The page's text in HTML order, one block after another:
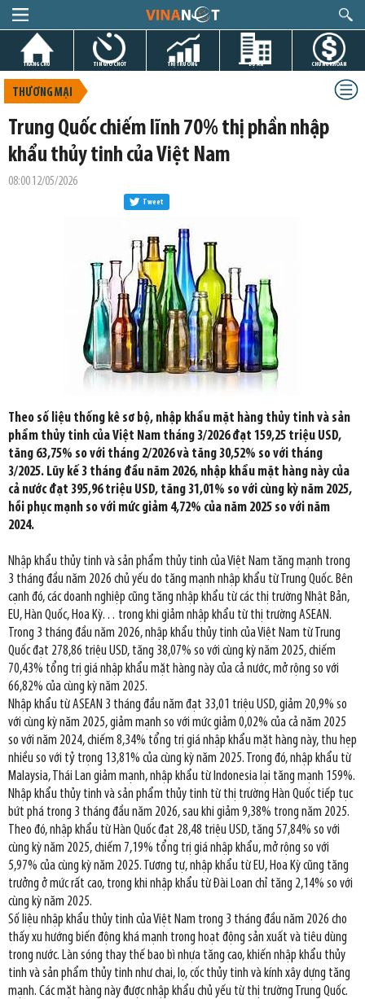
TRANG CHỦ TIN GIỜ CHÓT THỊ TRƯỜNG DỰ ÁN CHỨNG KHOÁN
THƯƠNG MẠI
Trung Quốc chiếm lĩnh 70% thị phần nhập
khẩu thủy tinh của Việt Nam
08:00 12/05/2026
Tweet
Theo số liệu thống kê sơ bộ, nhập khẩu mặt hàng thủy tinh và sản
phẩm thủy tinh của Việt Nam tháng 3/2026 đạt 159,25 triệu USD,
tăng 63,75% so với tháng 2/2026 và tăng 30,52% so với tháng
3/2025. Lũy kế 3 tháng đầu năm 2026, nhập khẩu mặt hàng này của
cả nước đạt 395,96 triệu USD, tăng 31,01% so với cùng kỳ năm 2025,
hồi phục mạnh so với mức giảm 4,72% của năm 2025 so với năm
2024.
Nhập khẩu thủy tinh và sản phẩm thủy tinh của Việt Nam tăng mạnh trong
3 tháng đầu năm 2026 chủ yếu do tăng mạnh nhập khẩu từ Trung Quốc. Bên
cạnh đó, các doanh nghiệp cũng tăng nhập khẩu từ các thị trường Nhật Bản,
EU, Hàn Quốc, Hoa Kỳ… trong khi giảm nhập khẩu từ thị trường ASEAN.
Trong 3 tháng đầu năm 2026, nhập khẩu thủy tinh của Việt Nam từ Trung
Quốc đạt 278,86 triệu USD, tăng 38,07% so với cùng kỳ năm 2025, chiếm
70,43% tổng trị giá nhập khẩu mặt hàng này của cả nước, mở rộng so với
66,82% của cùng kỳ năm 2025.
Nhập khẩu từ ASEAN 3 tháng đầu năm đạt 33,01 triệu USD, giảm 20,9% so
với cùng kỳ năm 2025, giảm mạnh so với mức giảm 0,02% của cả năm 2025
so với năm 2024, chiếm 8,34% tổng trị giá nhập khẩu mặt hàng này, thu hẹp
nhiều so với tỷ trọng 13,81% của cùng kỳ năm 2025. Trong đó, nhập khẩu từ
Malaysia, Thái Lan giảm mạnh, nhập khẩu từ Indonesia lại tăng mạnh 159%.
Nhập khẩu thủy tinh và sản phẩm thủy tinh từ thị trường Hàn Quốc tiếp tục
bứt phá trong 3 tháng đầu năm 2026, sau khi giảm 9,38% trong năm 2025.
Theo đó, nhập khẩu từ Hàn Quốc đạt 28,48 triệu USD, tăng 57,84% so với
cùng kỳ năm 2025, chiếm 7,19% tổng trị giá nhập khẩu, mở rộng so với
5,97% của cùng kỳ năm 2025. Tương tự, nhập khẩu từ EU, Hoa Kỳ cũng tăng
trưởng ở mức rất cao, trong khi nhập khẩu từ Đài Loan chỉ tăng 2,14% so với
cùng kỳ năm 2025.
Số liệu nhập khẩu thủy tinh của Việt Nam trong 3 tháng đầu năm 2026 cho
thấy xu hướng biến động khá mạnh trong hoạt động sản xuất và tiêu dùng
trong nước. Làn sóng thay thế bao bì nhựa tăng cao, khiến nhập khẩu thủy
tinh và sản phẩm thủy tinh như chai, lọ, cốc thủy tinh và kính xây dựng tăng
mạnh. Các mặt hàng này được nhập khẩu chủ yếu từ thị trường Trung Quốc.